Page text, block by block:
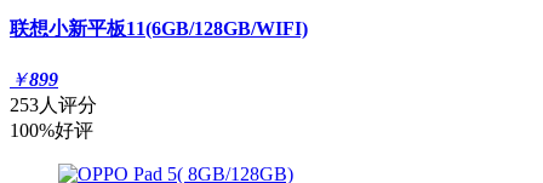
联想小新平板11(6GB/128GB/WIFI)
￥899
253人评分
100%好评